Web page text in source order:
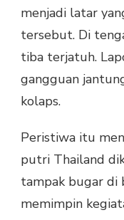
menjadi latar
tersebut. Di
tiba terjatuh.
gangguan
kolaps.
Peristiwa itu
putri Thailand
tampak bugar di
memimpin